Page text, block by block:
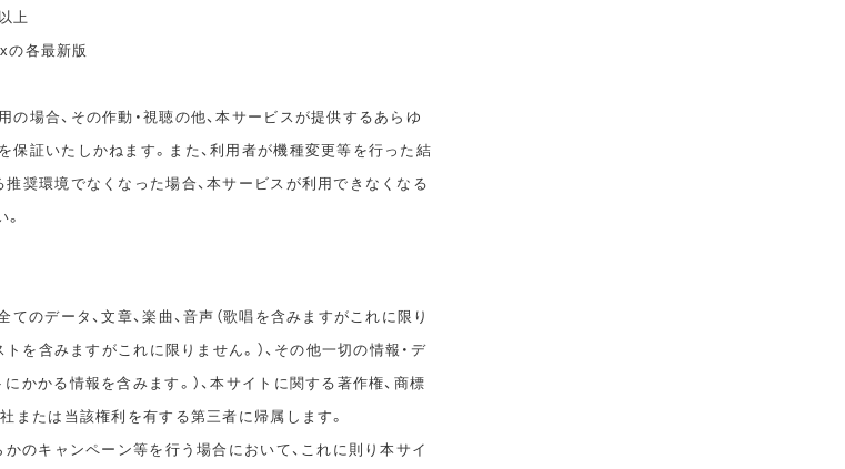
上
の各最新版
場合、その作動・視聴の他、本サービスが提供するあらゆ
保証いたしかねます。また、利用者が機種変更等を行った結
奨環境でなくなった場合、本サービスが利用できなくなる
のデータ、文章、楽曲、音声（歌唱を含みますがこれに限り
トを含みますがこれに限りません。）、その他一切の情報・デ
かかる情報を含みます。）、本サイトに関する著作権、商標
または当該権利を有する第三者に帰属します。
のキャンペーン等を行う場合において、これに則り本サイ